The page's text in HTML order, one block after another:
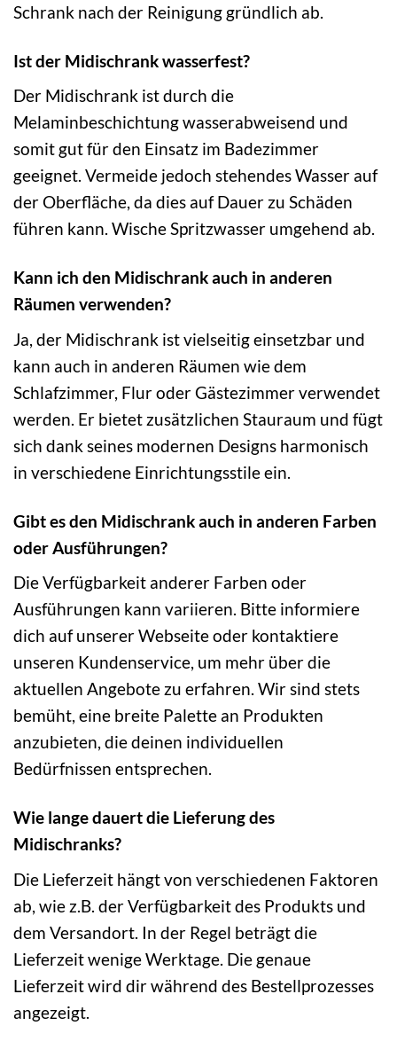
Schrank nach der Reinigung gründlich ab.
Ist der Midischrank wasserfest?
Der Midischrank ist durch die
Melaminbeschichtung wasserabweisend und
somit gut für den Einsatz im Badezimmer
geeignet. Vermeide jedoch stehendes Wasser auf
der Oberfläche, da dies auf Dauer zu Schäden
führen kann. Wische Spritzwasser umgehend ab.
Kann ich den Midischrank auch in anderen
Räumen verwenden?
Ja, der Midischrank ist vielseitig einsetzbar und
kann auch in anderen Räumen wie dem
Schlafzimmer, Flur oder Gästezimmer verwendet
werden. Er bietet zusätzlichen Stauraum und fügt
sich dank seines modernen Designs harmonisch
in verschiedene Einrichtungsstile ein.
Gibt es den Midischrank auch in anderen Farben
oder Ausführungen?
Die Verfügbarkeit anderer Farben oder
Ausführungen kann variieren. Bitte informiere
dich auf unserer Webseite oder kontaktiere
unseren Kundenservice, um mehr über die
aktuellen Angebote zu erfahren. Wir sind stets
bemüht, eine breite Palette an Produkten
anzubieten, die deinen individuellen
Bedürfnissen entsprechen.
Wie lange dauert die Lieferung des
Midischranks?
Die Lieferzeit hängt von verschiedenen Faktoren
ab, wie z.B. der Verfügbarkeit des Produkts und
dem Versandort. In der Regel beträgt die
Lieferzeit wenige Werktage. Die genaue
Lieferzeit wird dir während des Bestellprozesses
angezeigt.